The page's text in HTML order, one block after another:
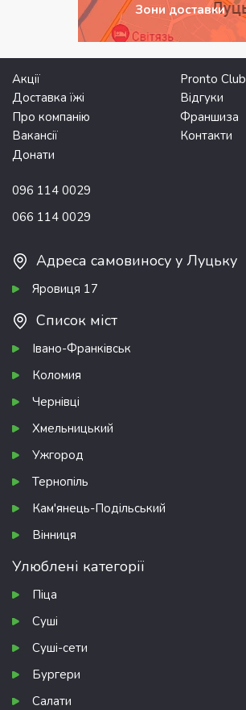
Зони доставки
Акції
Pronto Club
Доставка їжі
Відгуки
Про компанію
Франшиза
Вакансії
Контакти
Донати
096 114 0029
066 114 0029
Адреса самовиносу у Луцьку
Яровиця 17
Список міст
Івано-Франківськ
Коломия
Чернівці
Хмельницький
Ужгород
Тернопіль
Кам'янець-Подільський
Вінниця
Улюблені категорії
Піца
Суші
Суші-сети
Бургери
Салати